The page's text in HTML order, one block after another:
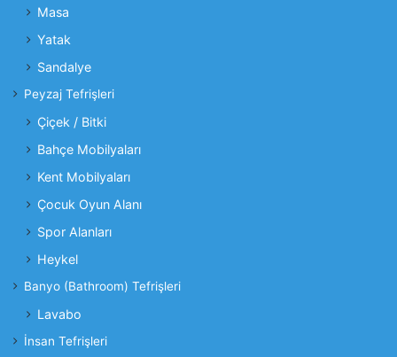
Masa
Yatak
Sandalye
Peyzaj Tefrişleri
Çiçek / Bitki
Bahçe Mobilyaları
Kent Mobilyaları
Çocuk Oyun Alanı
Spor Alanları
Heykel
Banyo (Bathroom) Tefrişleri
Lavabo
İnsan Tefrişleri